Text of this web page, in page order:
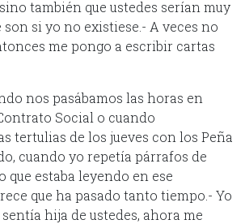
también que ustedes serían muy
si yo no existiese.- A veces no
me pongo a escribir cartas
nos pasábamos las horas en
Social o cuando
tertulias de los jueves con los Peña
cuando yo repetía párrafos de
estaba leyendo en ese
que ha pasado tanto tiempo.- Yo
hija de ustedes, ahora me